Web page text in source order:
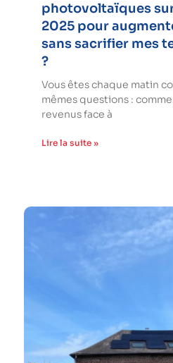
photovoltaïques
2025 pour
sans sacrifier mes
?
Vous êtes chaque matin
mêmes questions :
revenus face à
Lire la suite »